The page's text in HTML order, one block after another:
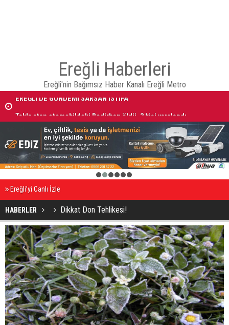
Ereğli Haberleri
Ereğli'nin Bağımsız Haber Kanalı Ereğli Metro
EREĞLİ'DE GÜNDEMİ SARSAN İSTİFA
2 3 4 5 6
Ereğli’yi Canlı İzle
HABERLER Dikkat Don Tehlikesi!